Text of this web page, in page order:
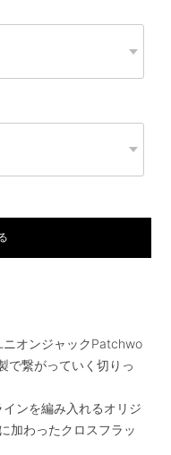
ニオンジャックPatchwo
で繋がっていく切りっ
ンを編み入れるオリジ
加わったクロスフラッ